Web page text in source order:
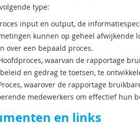
type:
input en output, de
kunnen op geheel afwijkende
over een bepaald proces.
waarvan de rapportage
en gedrag te toetsen, te
waarover de rapportage
medewerkers om effectief hun
en links